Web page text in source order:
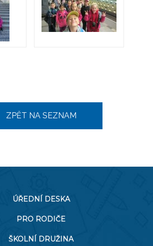
ZPĚT NA SEZNAM
ÚŘEDNÍ DESKA
PRO RODIČE
ŠKOLNÍ DRUŽINA